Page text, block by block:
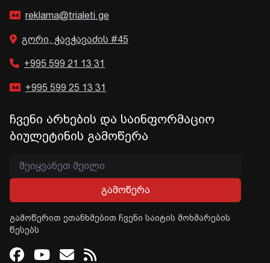
reklama@trialeti.ge
გორი, ჭავჭავაძის #45
+995 599 21 13 31
+995 599 25 13 31
ჩვენი არხების და საინფორმაციო
ბიულეტინის გამოწერა
გამოწერა
გამოწერით ეთანხმებით ჩვენი საიტის მოხმარების
წესებს
Facebook
Youtube
Email
RSS